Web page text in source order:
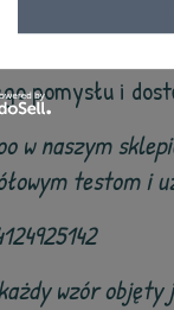
pomysłu i
w naszym
testom
wzór